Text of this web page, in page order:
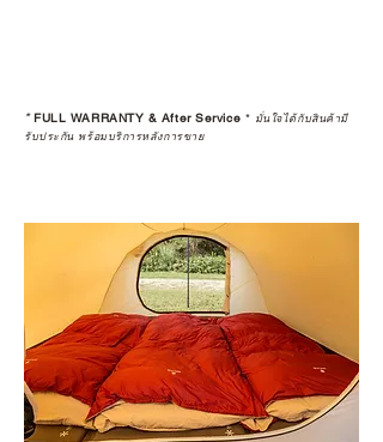
*FULL WARRANTY & After Service * มั่นใจได้กับสินค้ามี
รับประกัน พร้อมบริการหลังการขาย